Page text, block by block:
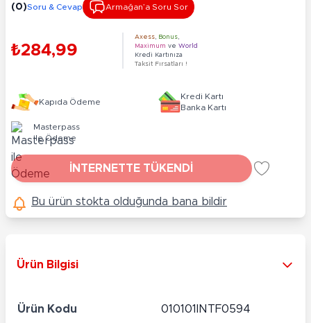
(0)Soru & Cevap Armağan’a Soru Sor
₺284,99
Axess Bonus
Maximum ve World
Kredi Kartınıza
Taksit Fırsatları !
Kapıda Ödeme
Kredi Kartı
Banka Kartı
Masterpass
ile Ödeme
İNTERNETTE TÜKENDİ
Bu ürün stokta olduğunda bana bildir
Ürün Bilgisi
Ürün Kodu 010101INTF0594